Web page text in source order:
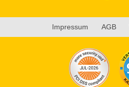
Impressum AGB